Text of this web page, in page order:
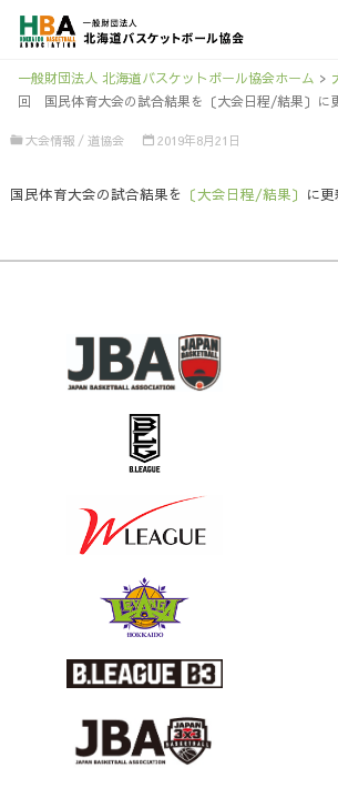
一般財団法人 北海道バスケットボール協会ホーム >
回 国民体育大会の試合結果を〔大会日程/結果〕に
大会情報 / 道協会 2019年8月21日
国民体育大会の試合結果を 〔大会日程/結果〕 に更